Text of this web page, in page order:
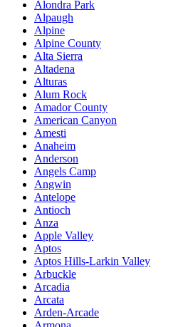
Alondra Park
Alpaugh
Alpine
Alpine County
Alta Sierra
Altadena
Alturas
Alum Rock
Amador County
American Canyon
Amesti
Anaheim
Anderson
Angels Camp
Angwin
Antelope
Antioch
Anza
Apple Valley
Aptos
Aptos Hills-Larkin Valley
Arbuckle
Arcadia
Arcata
Arden-Arcade